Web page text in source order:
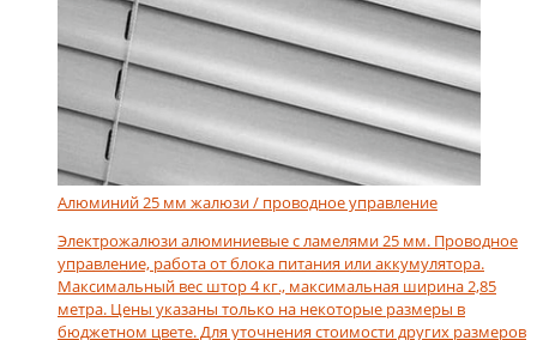
Алюминий 25 мм жалюзи / проводное управление
Электрожалюзи алюминиевые с ламелями 25 мм. Проводное
управление, работа от блока питания или аккумулятора.
Максимальный вес штор 4 кг., максимальная ширина 2,85
метра. Цены указаны только на некоторые размеры в
бюджетном цвете. Для уточнения стоимости других размеров